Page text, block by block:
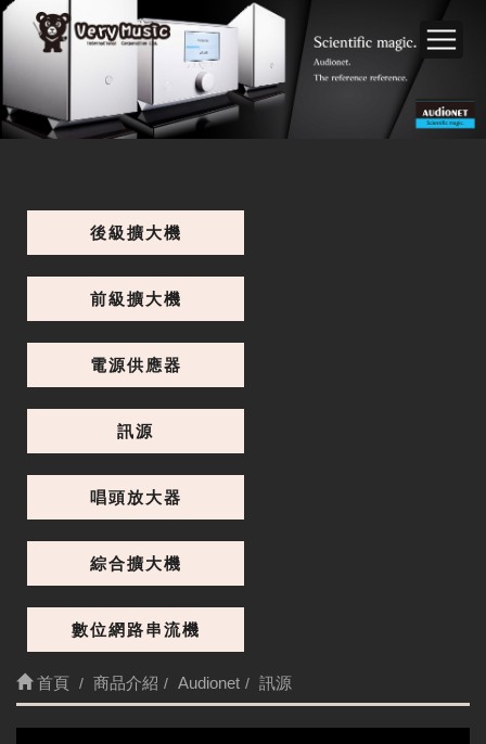
後級擴大機
前級擴大機
電源供應器
訊源
唱頭放大器
綜合擴大機
數位網路串流機
首頁 商品介紹 Audionet 訊源